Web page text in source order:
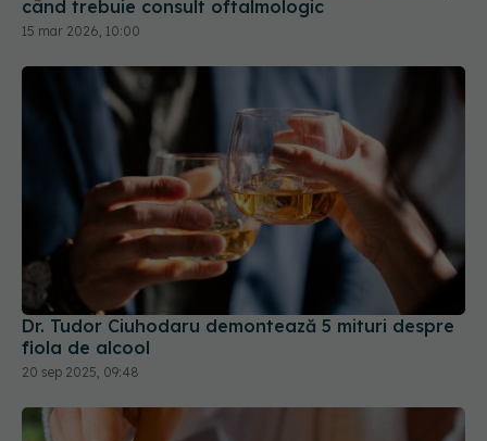
când trebuie consult oftalmologic
15 mar 2026, 10:00
Dr. Tudor Ciuhodaru demontează 5 mituri despre
fiola de alcool
20 sep 2025, 09:48